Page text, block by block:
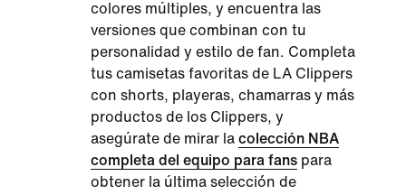
colores múltiples, y encuentra las
versiones que combinan con tu
personalidad y estilo de fan. Completa
tus camisetas favoritas de LA Clippers
con shorts, playeras, chamarras y más
productos de los Clippers, y
asegúrate de mirar la colección NBA
completa del equipo para fans para
obtener la última selección de